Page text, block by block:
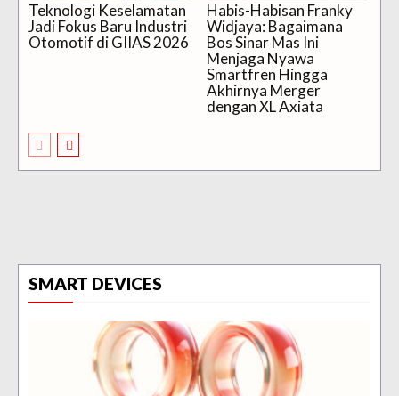
Teknologi Keselamatan
Jadi Fokus Baru Industri
Otomotif di GIIAS 2026
Habis-Habisan Franky
Widjaya: Bagaimana
Bos Sinar Mas Ini
Menjaga Nyawa
Smartfren Hingga
Akhirnya Merger
dengan XL Axiata
SMART DEVICES